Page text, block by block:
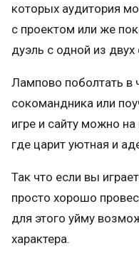
которых аудитория
с проектом или же
дуэль с одной из
Лампово поболтать в
сокомандника или
игре и сайту можно
где царит уютная и
Так что если вы
просто хорошо
для этого уйму
характера.